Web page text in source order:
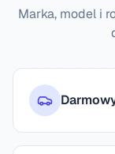
Marka, model i